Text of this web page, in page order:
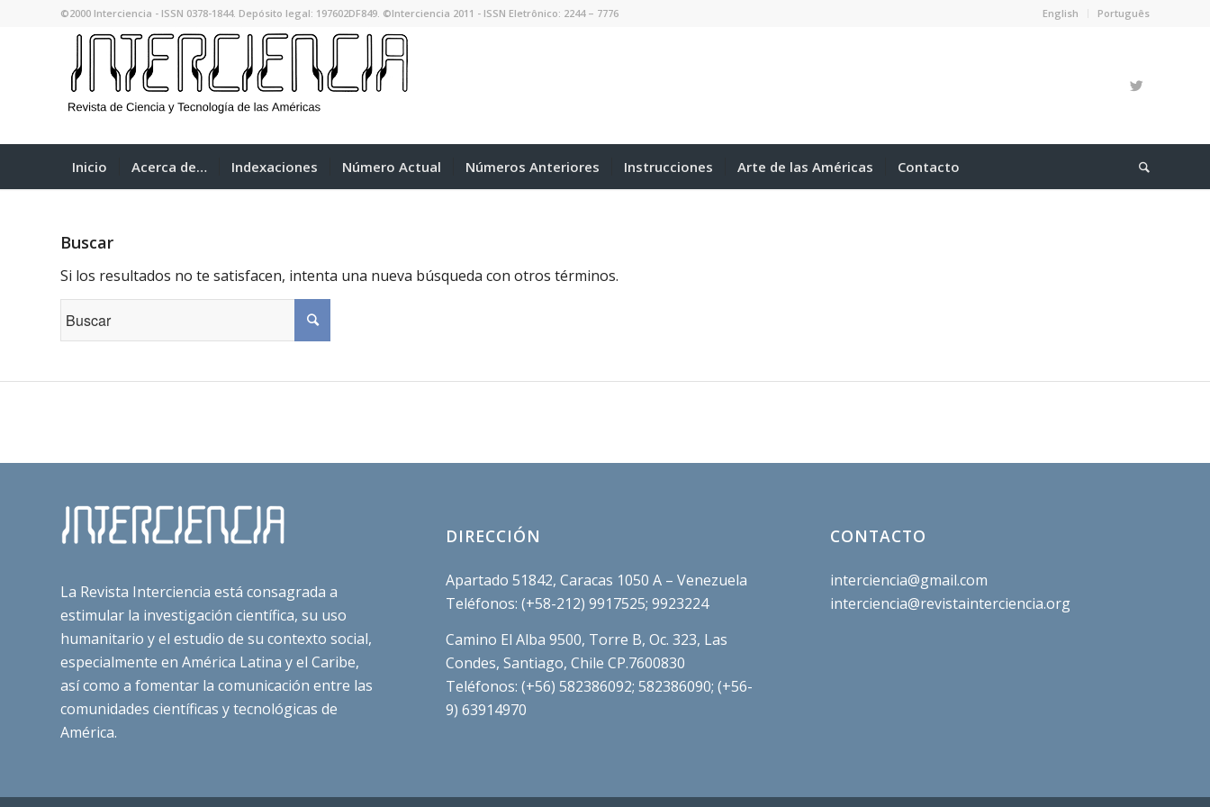
English Português
©2000 Interciencia - ISSN 0378-1844. Depósito legal: 197602DF849. ©Interciencia 2011 - ISSN Eletrônico: 2244 – 7776
Inicio Acerca de… Indexaciones Número Actual Números Anteriores Instrucciones Arte de las Américas Contacto
Buscar
Si los resultados no te satisfacen, intenta una nueva búsqueda con otros términos.
La Revista Interciencia está consagrada a
estimular la investigación científica, su uso
humanitario y el estudio de su contexto social,
especialmente en América Latina y el Caribe,
así como a fomentar la comunicación entre las
comunidades científicas y tecnológicas de
América.
DIRECCIÓN
Apartado 51842, Caracas 1050 A – Venezuela
Teléfonos: (+58-212) 9917525; 9923224
Camino El Alba 9500, Torre B, Oc. 323, Las
Condes, Santiago, Chile CP.7600830
Teléfonos: (+56) 582386092; 582386090; (+56-
9) 63914970
CONTACTO
interciencia@gmail.com
interciencia@revistainterciencia.org